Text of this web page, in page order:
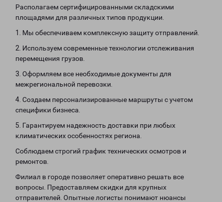
Располагаем сертифицированными складскими
площадями для различных типов продукции.
1. Мы обеспечиваем комплексную защиту отправлений.
2. Используем современные технологии отслеживания
перемещения грузов.
3. Оформляем все необходимые документы для
межрегиональной перевозки.
4. Создаем персонализированные маршруты с учетом
специфики бизнеса.
5. Гарантируем надежность доставки при любых
климатических особенностях региона.
Соблюдаем строгий график технических осмотров и
ремонтов.
Филиал в городе позволяет оперативно решать все
вопросы. Предоставляем скидки для крупных
отправителей. Опытные логисты понимают нюансы